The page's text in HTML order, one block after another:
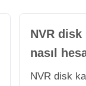
NVR
nasıl
NVR disk